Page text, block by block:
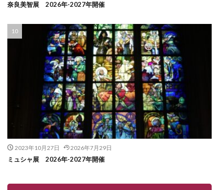
奈良美智展 2026年-2027年開催
2023年10月27日 2026年7月29日
ミュシャ展 2026年-2027年開催